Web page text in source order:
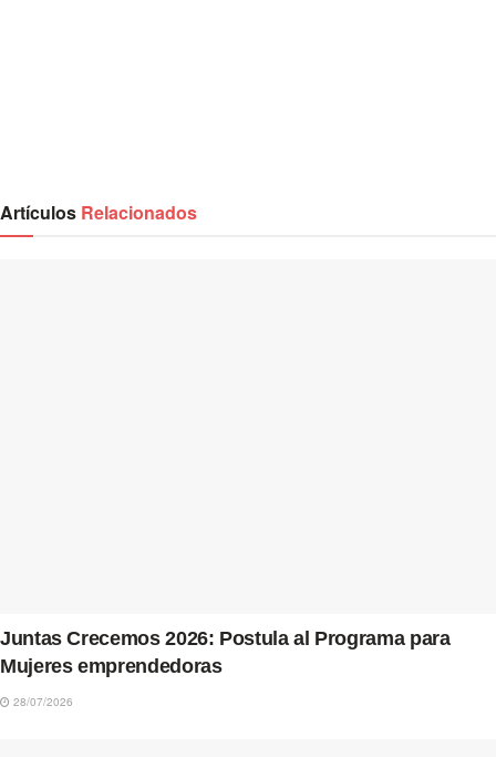
Artículos Relacionados
Juntas Crecemos 2026: Postula al Programa para
Mujeres emprendedoras
28/07/2026